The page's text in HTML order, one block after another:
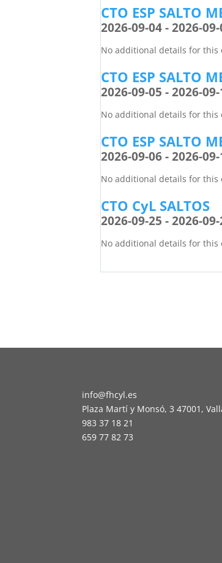
CTO ESP SALTO
2026-09-04 - 2026-
No additional details for this
CTO ESP SALTO
2026-09-05 - 2026-
No additional details for this
CTO ESP SALTO
2026-09-06 - 2026-
No additional details for this
CTO CyL SALTOS
2026-09-25 - 2026-
No additional details for this
info@fhcyl.es
Plaza Martí y Monsó, 3 47001,
983 37 18 21
659 77 82 73